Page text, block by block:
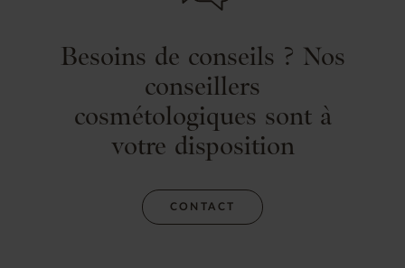
Besoins de conseils ? Nos
conseillers
cosmétologiques sont à
votre disposition
CONTACT